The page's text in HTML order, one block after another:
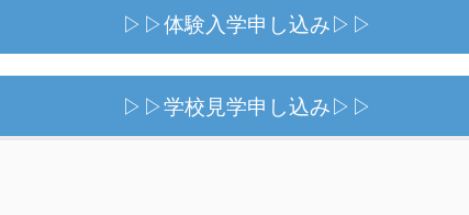
▷▷体験入学申し込み▷▷
▷▷学校見学申し込み▷▷